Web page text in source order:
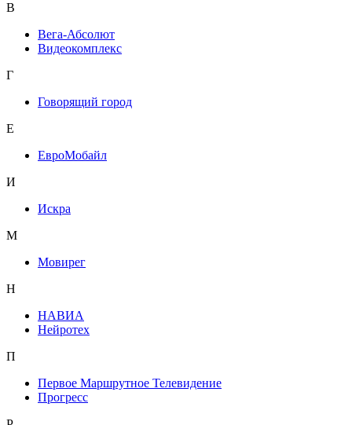
В
Вега-Абсолют
Видеокомплекс
Г
Говорящий город
Е
ЕвроМобайл
И
Искра
М
Мовирег
Н
НАВИА
Нейротех
П
Первое Маршрутное Телевидение
Прогресс